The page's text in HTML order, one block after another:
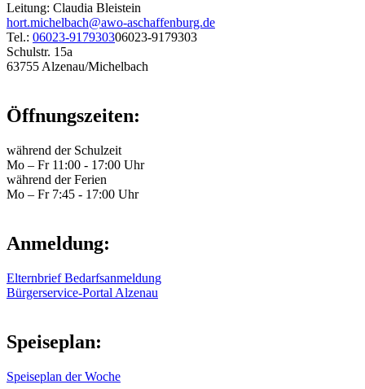
Leitung: Claudia Bleistein
hort.michelbach@awo-aschaffenburg.de
Tel.: 06023-917930306023-9179303
Schulstr. 15a
63755 Alzenau/Michelbach
Öffnungszeiten:
während der Schulzeit
Mo – Fr 11:00 - 17:00 Uhr
während der Ferien
Mo – Fr 7:45 - 17:00 Uhr
Anmeldung:
Elternbrief Bedarfsanmeldung
Bürgerservice-Portal Alzenau
Speiseplan:
Speiseplan der Woche